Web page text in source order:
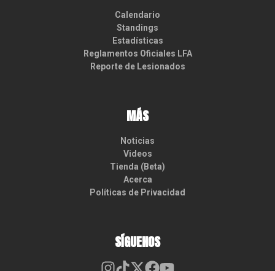
Calendario
Standings
Estadísticas
Reglamentos Oficiales LFA
Reporte de Lesionados
MÁS
Noticias
Videos
Tienda (Beta)
Acerca
Políticas de Privacidad
SÍGUENOS